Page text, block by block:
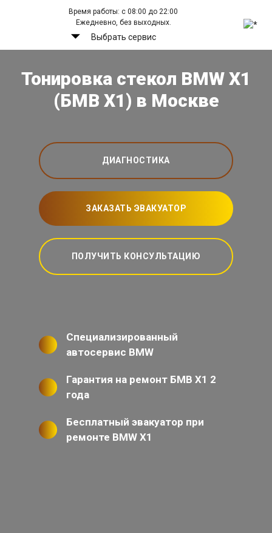
Время работы: с 08:00 до 22:00
Ежедневно, без выходных.
Выбрать сервис
Тонировка стекол BMW X1
(БМВ Х1) в Москве
ДИАГНОСТИКА
ЗАКАЗАТЬ ЭВАКУАТОР
ПОЛУЧИТЬ КОНСУЛЬТАЦИЮ
Специализированный
автосервис BMW
Гарантия на ремонт БМВ Х1 2
года
Бесплатный эвакуатор при
ремонте BMW X1